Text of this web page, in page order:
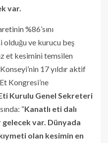
var.
%86’sını
olduğu ve kurucu beş
et kesimini temsilen
17 yıldır aktif
Kongresi’ne
Kurulu Genel Sekreteri
“Kanatlı eti dalı
gelecek var. Dünyada
olan kesimin en